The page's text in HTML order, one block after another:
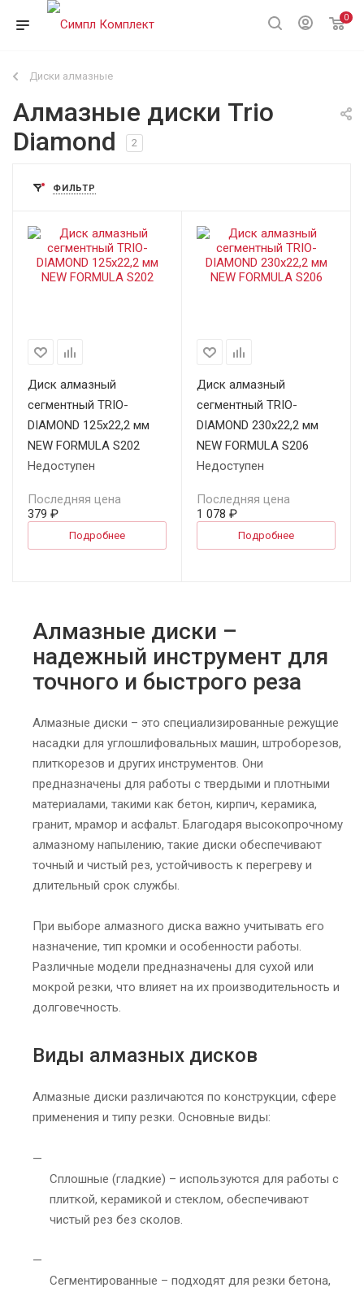
0
Диски алмазные
Алмазные диски Trio
Diamond
2
ФИЛЬТР
Диск алмазный
сегментный TRIO-
DIAMOND 125х22,2 мм
NEW FORMULA S202
Недоступен
Последняя цена
379 ₽
Подробнее
Диск алмазный
сегментный TRIO-
DIAMOND 230х22,2 мм
NEW FORMULA S206
Недоступен
Последняя цена
1 078 ₽
Подробнее
Алмазные диски –
надежный инструмент для
точного и быстрого реза
Алмазные диски – это специализированные режущие
насадки для углошлифовальных машин, штроборезов,
плиткорезов и других инструментов. Они
предназначены для работы с твердыми и плотными
материалами, такими как бетон, кирпич, керамика,
гранит, мрамор и асфальт. Благодаря высокопрочному
алмазному напылению, такие диски обеспечивают
точный и чистый рез, устойчивость к перегреву и
длительный срок службы.
При выборе алмазного диска важно учитывать его
назначение, тип кромки и особенности работы.
Различные модели предназначены для сухой или
мокрой резки, что влияет на их производительность и
долговечность.
Виды алмазных дисков
Алмазные диски различаются по конструкции, сфере
применения и типу резки. Основные виды:
Сплошные (гладкие) – используются для работы с
плиткой, керамикой и стеклом, обеспечивают
чистый рез без сколов.
Сегментированные – подходят для резки бетона,